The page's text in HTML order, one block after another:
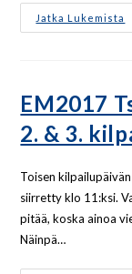
Jatka Lukemista
EM2017
2. & 3.
Toisen
siirretty klo 11:ksi.
pitää, koska ainoa
Näinpä…